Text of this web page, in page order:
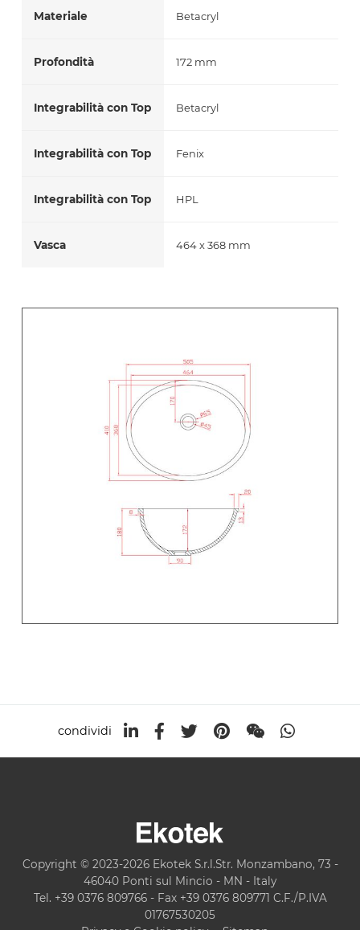
Materiale Betacryl
Profondità 172 mm
Integrabilità con Top Betacryl
Integrabilità con Top Fenix
Integrabilità con Top HPL
Vasca 464 x 368 mm
condividi
Copyright © 2023-2026 Ekotek S.r.l.Str. Monzambano, 73 -
46040 Ponti sul Mincio - MN - Italy
Tel. +39 0376 809766 - Fax +39 0376 809771 C.F./P.IVA
01767530205